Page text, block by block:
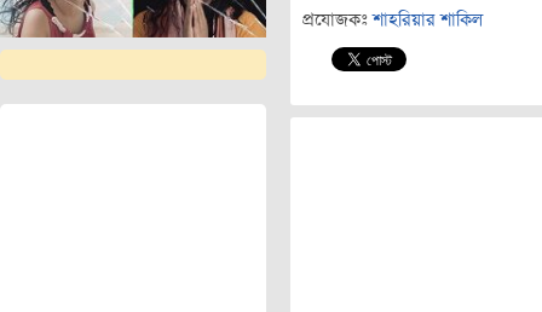
প্রযোজকঃ শাহরিয়ার শাকিল